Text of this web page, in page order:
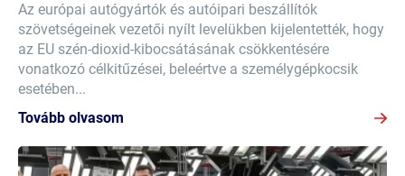
Az európai autógyártók és autóipari beszállítók
szövetségeinek vezetői nyílt levelükben kijelentették, hogy
az EU szén-dioxid-kibocsátásának csökkentésére
vonatkozó célkitűzései, beleértve a személygépkocsik
esetében...
Tovább olvasom